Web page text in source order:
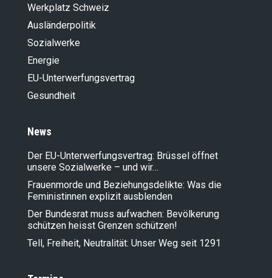
Werkplatz Schweiz
Ausländer­politik
Sozialwerke
Energie
EU-Unterwerfungsvertrag
Gesundheit
News
Der EU-Unterwerfungsvertrag: Brüssel öffnet
unsere Sozialwerke – und wir…
Frauenmorde und Beziehungsdelikte: Was die
Feministinnen explizit ausblenden
Der Bundesrat muss aufwachen: Bevölkerung
schützen heisst Grenzen schützen!
Tell, Freiheit, Neutralität: Unser Weg seit 1291